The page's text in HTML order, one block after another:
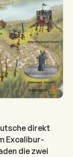
direkt
Excalibur-
die zwei